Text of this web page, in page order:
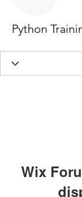
Python
Wix